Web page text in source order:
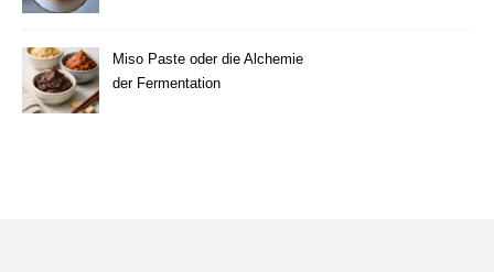
Miso Paste oder die Alchemie
der Fermentation